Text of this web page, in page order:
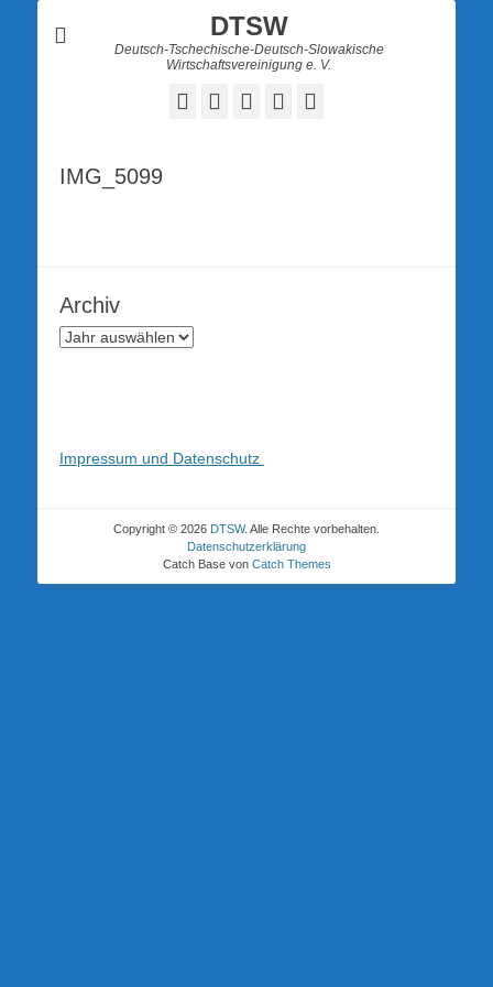
DTSW
Deutsch-Tschechische-Deutsch-Slowakische
Wirtschaftsvereinigung e. V.
Facebook
TwitterLinkedInYouTube
IMG_5099
Archiv
Impressum und Datenschutz
Copyright © 2026 DTSW. Alle Rechte vorbehalten.
Datenschutzerklärung
Catch Base von Catch Themes